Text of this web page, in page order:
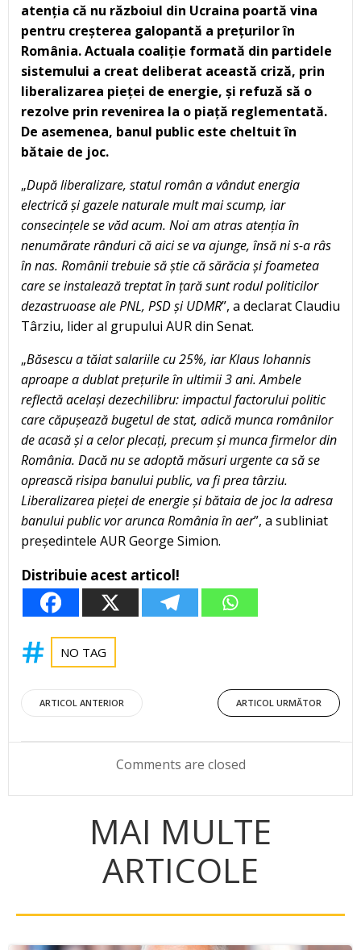
atenția că nu războiul din Ucraina poartă vina
pentru creșterea galopantă a prețurilor în
România. Actuala coaliție formată din partidele
sistemului a creat deliberat această criză, prin
liberalizarea pieței de energie, și refuză să o
rezolve prin revenirea la o piață reglementată.
De asemenea, banul public este cheltuit în
bătaie de joc.
„După liberalizare, statul român a vândut energia
electrică și gazele naturale mult mai scump, iar
consecințele se văd acum. Noi am atras atenția în
nenumărate rânduri că aici se va ajunge, însă ni s-a râs
în nas. Românii trebuie să știe că sărăcia și foametea
care se instalează treptat în țară sunt rodul politicilor
dezastruoase ale PNL, PSD și UDMR”, a declarat Claudiu
Târziu, lider al grupului AUR din Senat.
„Băsescu a tăiat salariile cu 25%, iar Klaus Iohannis
aproape a dublat prețurile în ultimii 3 ani. Ambele
reflectă același dezechilibru: impactul factorului politic
care căpușează bugetul de stat, adică munca românilor
de acasă și a celor plecați, precum și munca firmelor din
România. Dacă nu se adoptă măsuri urgente ca să se
oprească risipa banului public, va fi prea târziu.
Liberalizarea pieței de energie și bătaia de joc la adresa
banului public vor arunca România în aer”, a subliniat
președintele AUR George Simion.
Distribuie acest articol!
NO TAG
Post
navigation
ARTICOL ANTERIOR
Post
navigation
ARTICOL URMĂTOR
Comments are closed
MAI MULTE
ARTICOLE